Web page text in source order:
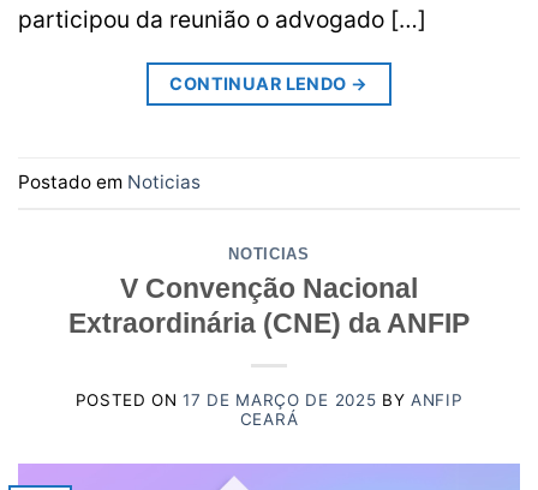
participou da reunião o advogado […]
CONTINUAR LENDO →
Postado em Noticias
NOTICIAS
V Convenção Nacional
Extraordinária (CNE) da ANFIP
POSTED ON17 DE MARÇO DE 2025 BY ANFIP
CEARÁ